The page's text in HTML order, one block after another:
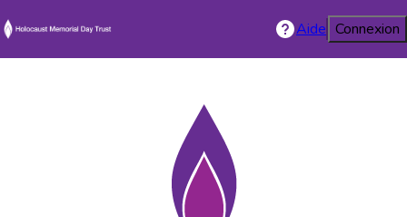
Aide Connexion
Holocaust